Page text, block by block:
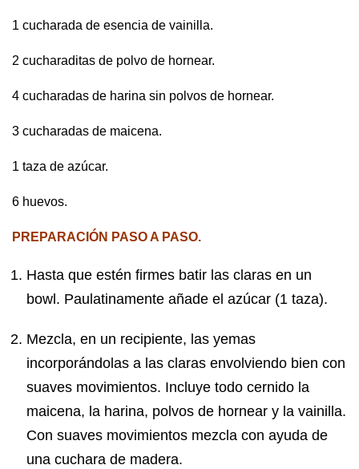
1 cucharada de esencia de vainilla.
2 cucharaditas de polvo de hornear.
4 cucharadas de harina sin polvos de hornear.
3 cucharadas de maicena.
1 taza de azúcar.
6 huevos.
PREPARACIÓN PASO A PASO.
Hasta que estén firmes batir las claras en un
bowl. Paulatinamente añade el azúcar (1 taza).
Mezcla, en un recipiente, las yemas
incorporándolas a las claras envolviendo bien con
suaves movimientos. Incluye todo cernido la
maicena, la harina, polvos de hornear y la vainilla.
Con suaves movimientos mezcla con ayuda de
una cuchara de madera.